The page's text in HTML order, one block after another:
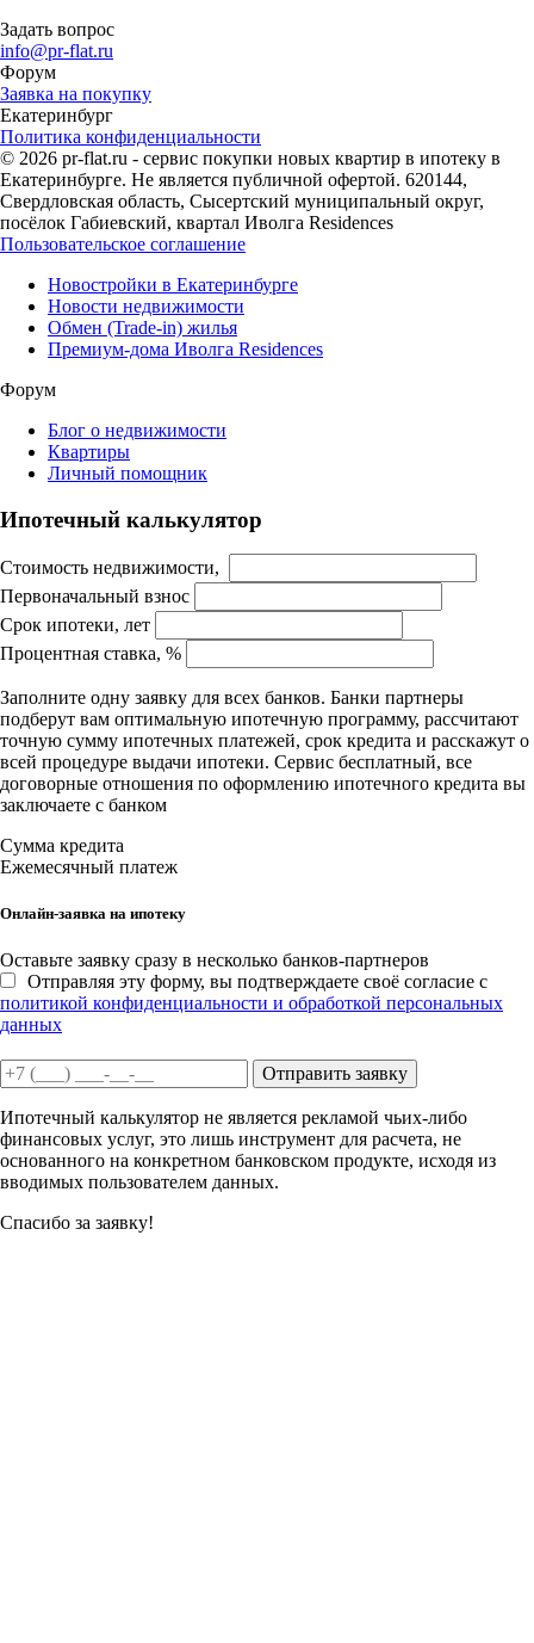
Задать вопрос
info@pr-flat.ru
Форум
Заявка на покупку
Екатеринбург
Политика конфиденциальности
© 2026 pr-flat.ru - сервис покупки новых квартир в ипотеку в
Екатеринбурге. Не является публичной офертой. 620144,
Свердловская область, Сысертский муниципальный округ,
посёлок Габиевский, квартал Иволга Residences
Пользовательское соглашение
Новостройки в Екатеринбурге
Новости недвижимости
Обмен (Trade-in) жилья
Премиум-дома Иволга Residences
Форум
Блог о недвижимости
Квартиры
Личный помощник
Ипотечный калькулятор
Стоимость недвижимости,
Первоначальный взнос
Срок ипотеки, лет
Процентная ставка, %
Заполните одну заявку для всех банков. Банки партнеры
подберут вам оптимальную ипотечную программу, рассчитают
точную сумму ипотечных платежей, срок кредита и расскажут о
всей процедуре выдачи ипотеки. Сервис бесплатный, все
договорные отношения по оформлению ипотечного кредита вы
заключаете с банком
Сумма кредита
Ежемесячный платеж
Онлайн-заявка на ипотеку
Оставьте заявку сразу в несколько банков-партнеров
Отправляя эту форму, вы подтверждаете своё согласие с
политикой конфиденциальности и обработкой персональных
данных
Отправить заявку
Ипотечный калькулятор не является рекламой чьих-либо
финансовых услуг, это лишь инструмент для расчета, не
основанного на конкретном банковском продукте, исходя из
вводимых пользователем данных.
Спасибо за заявку!